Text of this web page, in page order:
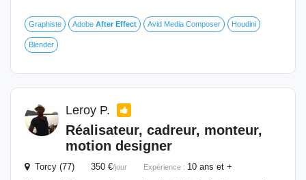
Graphiste Adobe After Effect Avid Media Composer Houdini
Blender
Leroy P.
Réalisateur, cadreur, monteur,
motion designer
Torcy (77) 350 €/jour Expérience : 10 ans et +